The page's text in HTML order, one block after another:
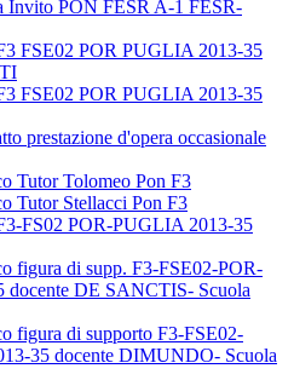
Invito PON FESR A-1 FESR-
FSE02 POR PUGLIA 2013-35
FSE02 POR PUGLIA 2013-35
prestazione d'opera occasionale
Tutor Tolomeo Pon F3
Tutor Stellacci Pon F3
FS02 POR-PUGLIA 2013-35
figura di supp. F3-FSE02-POR-
DE SANCTIS- Scuola
figura di supporto F3-FSE02-
35 docente DIMUNDO- Scuola